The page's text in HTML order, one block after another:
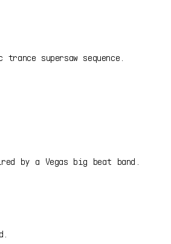
supersaw sequence.
by a Vegas big beat band.